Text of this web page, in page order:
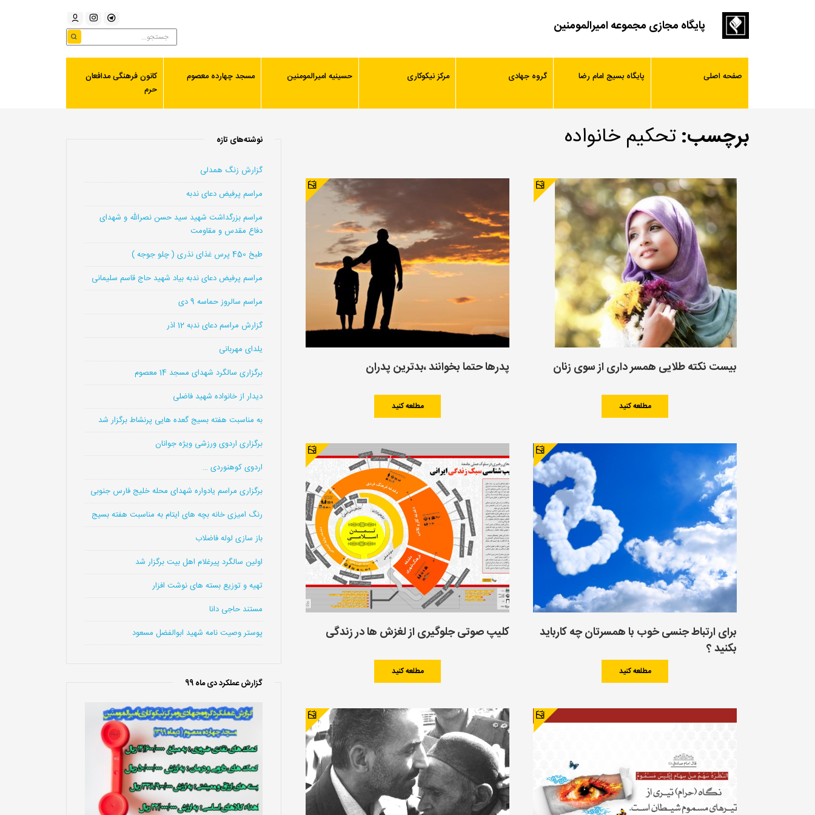
پایگاه مجازی مجموعه امیرالمومنین
صفحه اصلی پایگاه بسیج امام رضا گروه جهادی مرکز نیکوکاری حسینیه امیرالمومنین مسجد چهارده معصوم
کانون فرهنگی مدافعان
حرم
برچسب:تحکیم خانواده
بیست نکته طلایی همسر داری از سوی زنان
مطلعه کنید
پدرها حتما بخوانند ،بدترین پدران
مطلعه کنید
برای ارتباط جنسی خوب با همسرتان چه کارباید
بکنید ؟
مطلعه کنید
کلیپ صوتی جلوگیری از لغزش ها در زندگی
مطلعه کنید
نوشته‌های تازه
گزارش زنگ همدلی
مراسم پرفیض دعای ندبه
مراسم بزرگداشت شهید سید حسن نصرالله و شهدای
دفاع مقدس و مقاومت
طبخ 450 پرس غذای نذری ( چلو جوجه )
مراسم پرفیض دعای ندبه بیاد شهید حاج قاسم سلیمانی
مراسم سالروز حماسه 9 دی
گزارش مراسم دعای ندبه 12 اذر
یلدای مهربانی
برگزاری سالگرد شهدای مسجد 14 معصوم
دیدار از خانواده شهید فاضلی
به مناسبت هفته بسیج گعده هایی پرنشاط برگزار شد
برگزاری اردوی ورزشی ویژه جوانان
اردوی کوهنوردی …
برگزاری مراسم یادواره شهدای محله خلیج فارس جنوبی
رنگ امیزی خانه بچه های ایتام به مناسبت هفته بسیج
باز سازی لوله فاضلاب
اولین سالگرد پیرغلام اهل بیت برگزار شد
تهیه و توزیع بسته های نوشت افزار
مستند حاجی دانا
پوستر وصیت نامه شهید ابوالفضل مسعود
گزارش عملکرد دی ماه 99